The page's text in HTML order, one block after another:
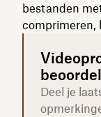
bestanden
comprimeren,
Deel je